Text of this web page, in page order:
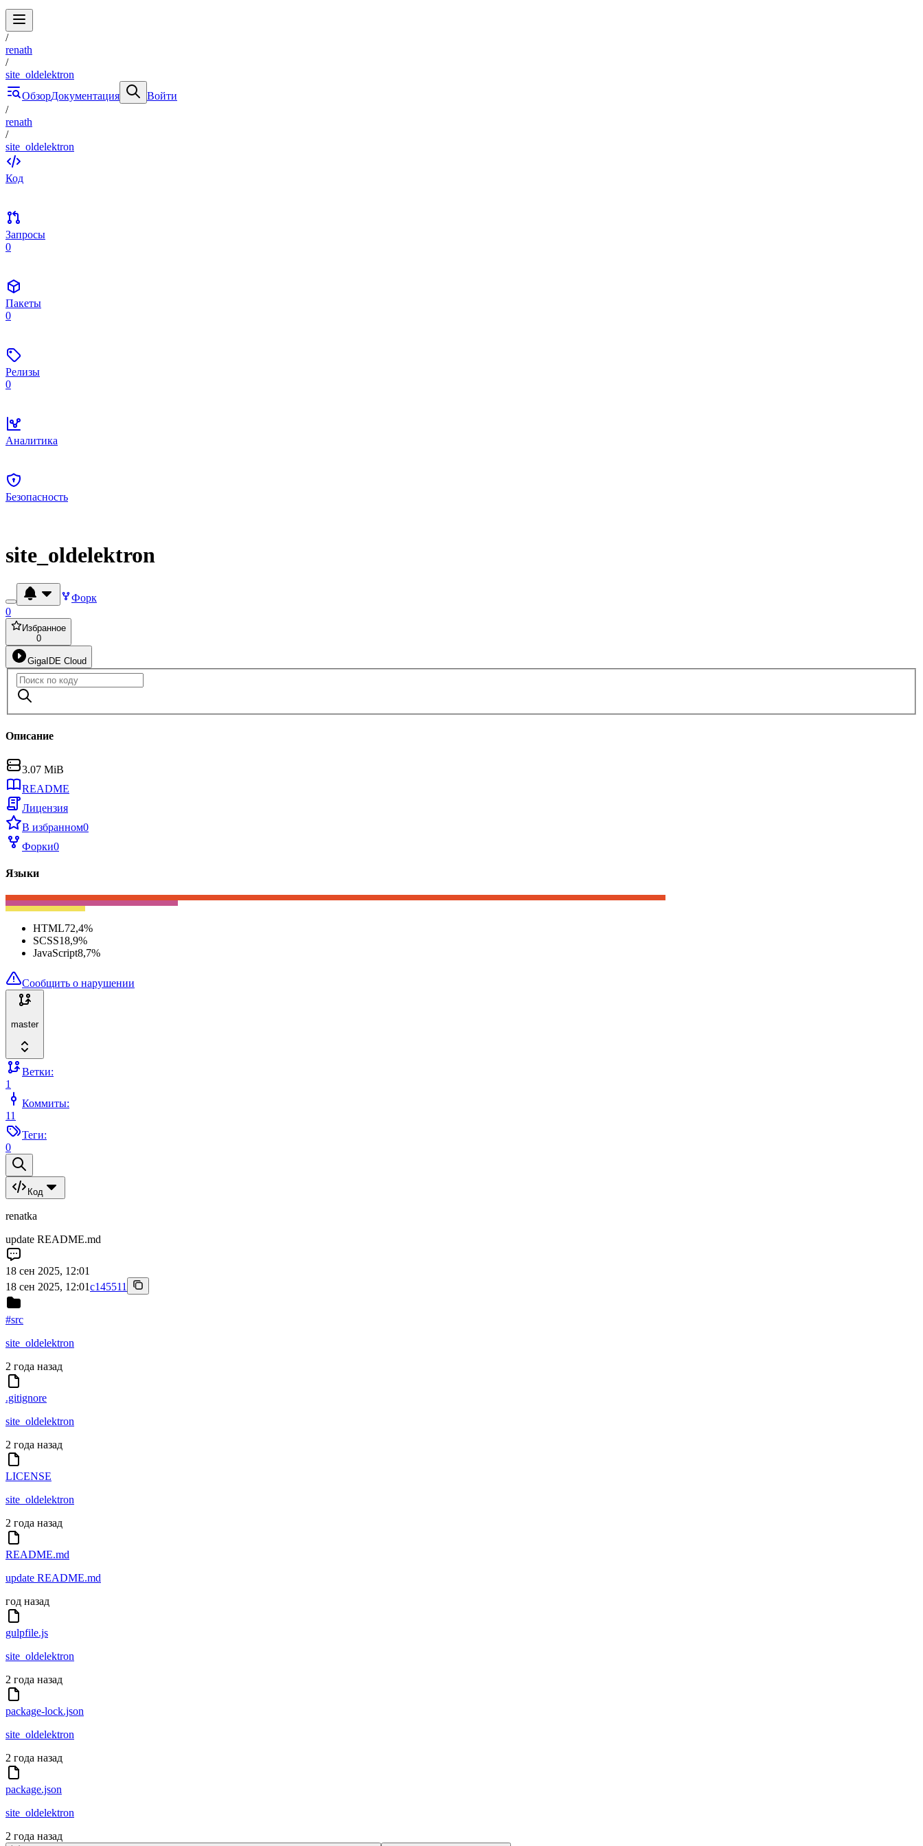
/
renath
/
site_oldelektron
ОбзорДокументация
Войти
/
renath
/
site_oldelektron
Код
Запросы
0
Пакеты
0
Релизы
0
Аналитика
Безопасность
site_oldelektron
Форк
0
Избранное
0
GigaIDE Cloud
Описание
3.07 MiB
README
Лицензия
В избранном0
Форки0
Языки
HTML72,4%
SCSS18,9%
JavaScript8,7%
Сообщить о нарушении
master
Ветки:
1
Коммиты:
11
Теги:
0
Код
renatka
update README.md
18 сен 2025, 12:01
18 сен 2025, 12:01c145511
#src
site_oldelektron
2 года назад
.gitignore
site_oldelektron
2 года назад
LICENSE
site_oldelektron
2 года назад
README.md
update README.md
год назад
gulpfile.js
site_oldelektron
2 года назад
package-lock.json
site_oldelektron
2 года назад
package.json
site_oldelektron
2 года назад